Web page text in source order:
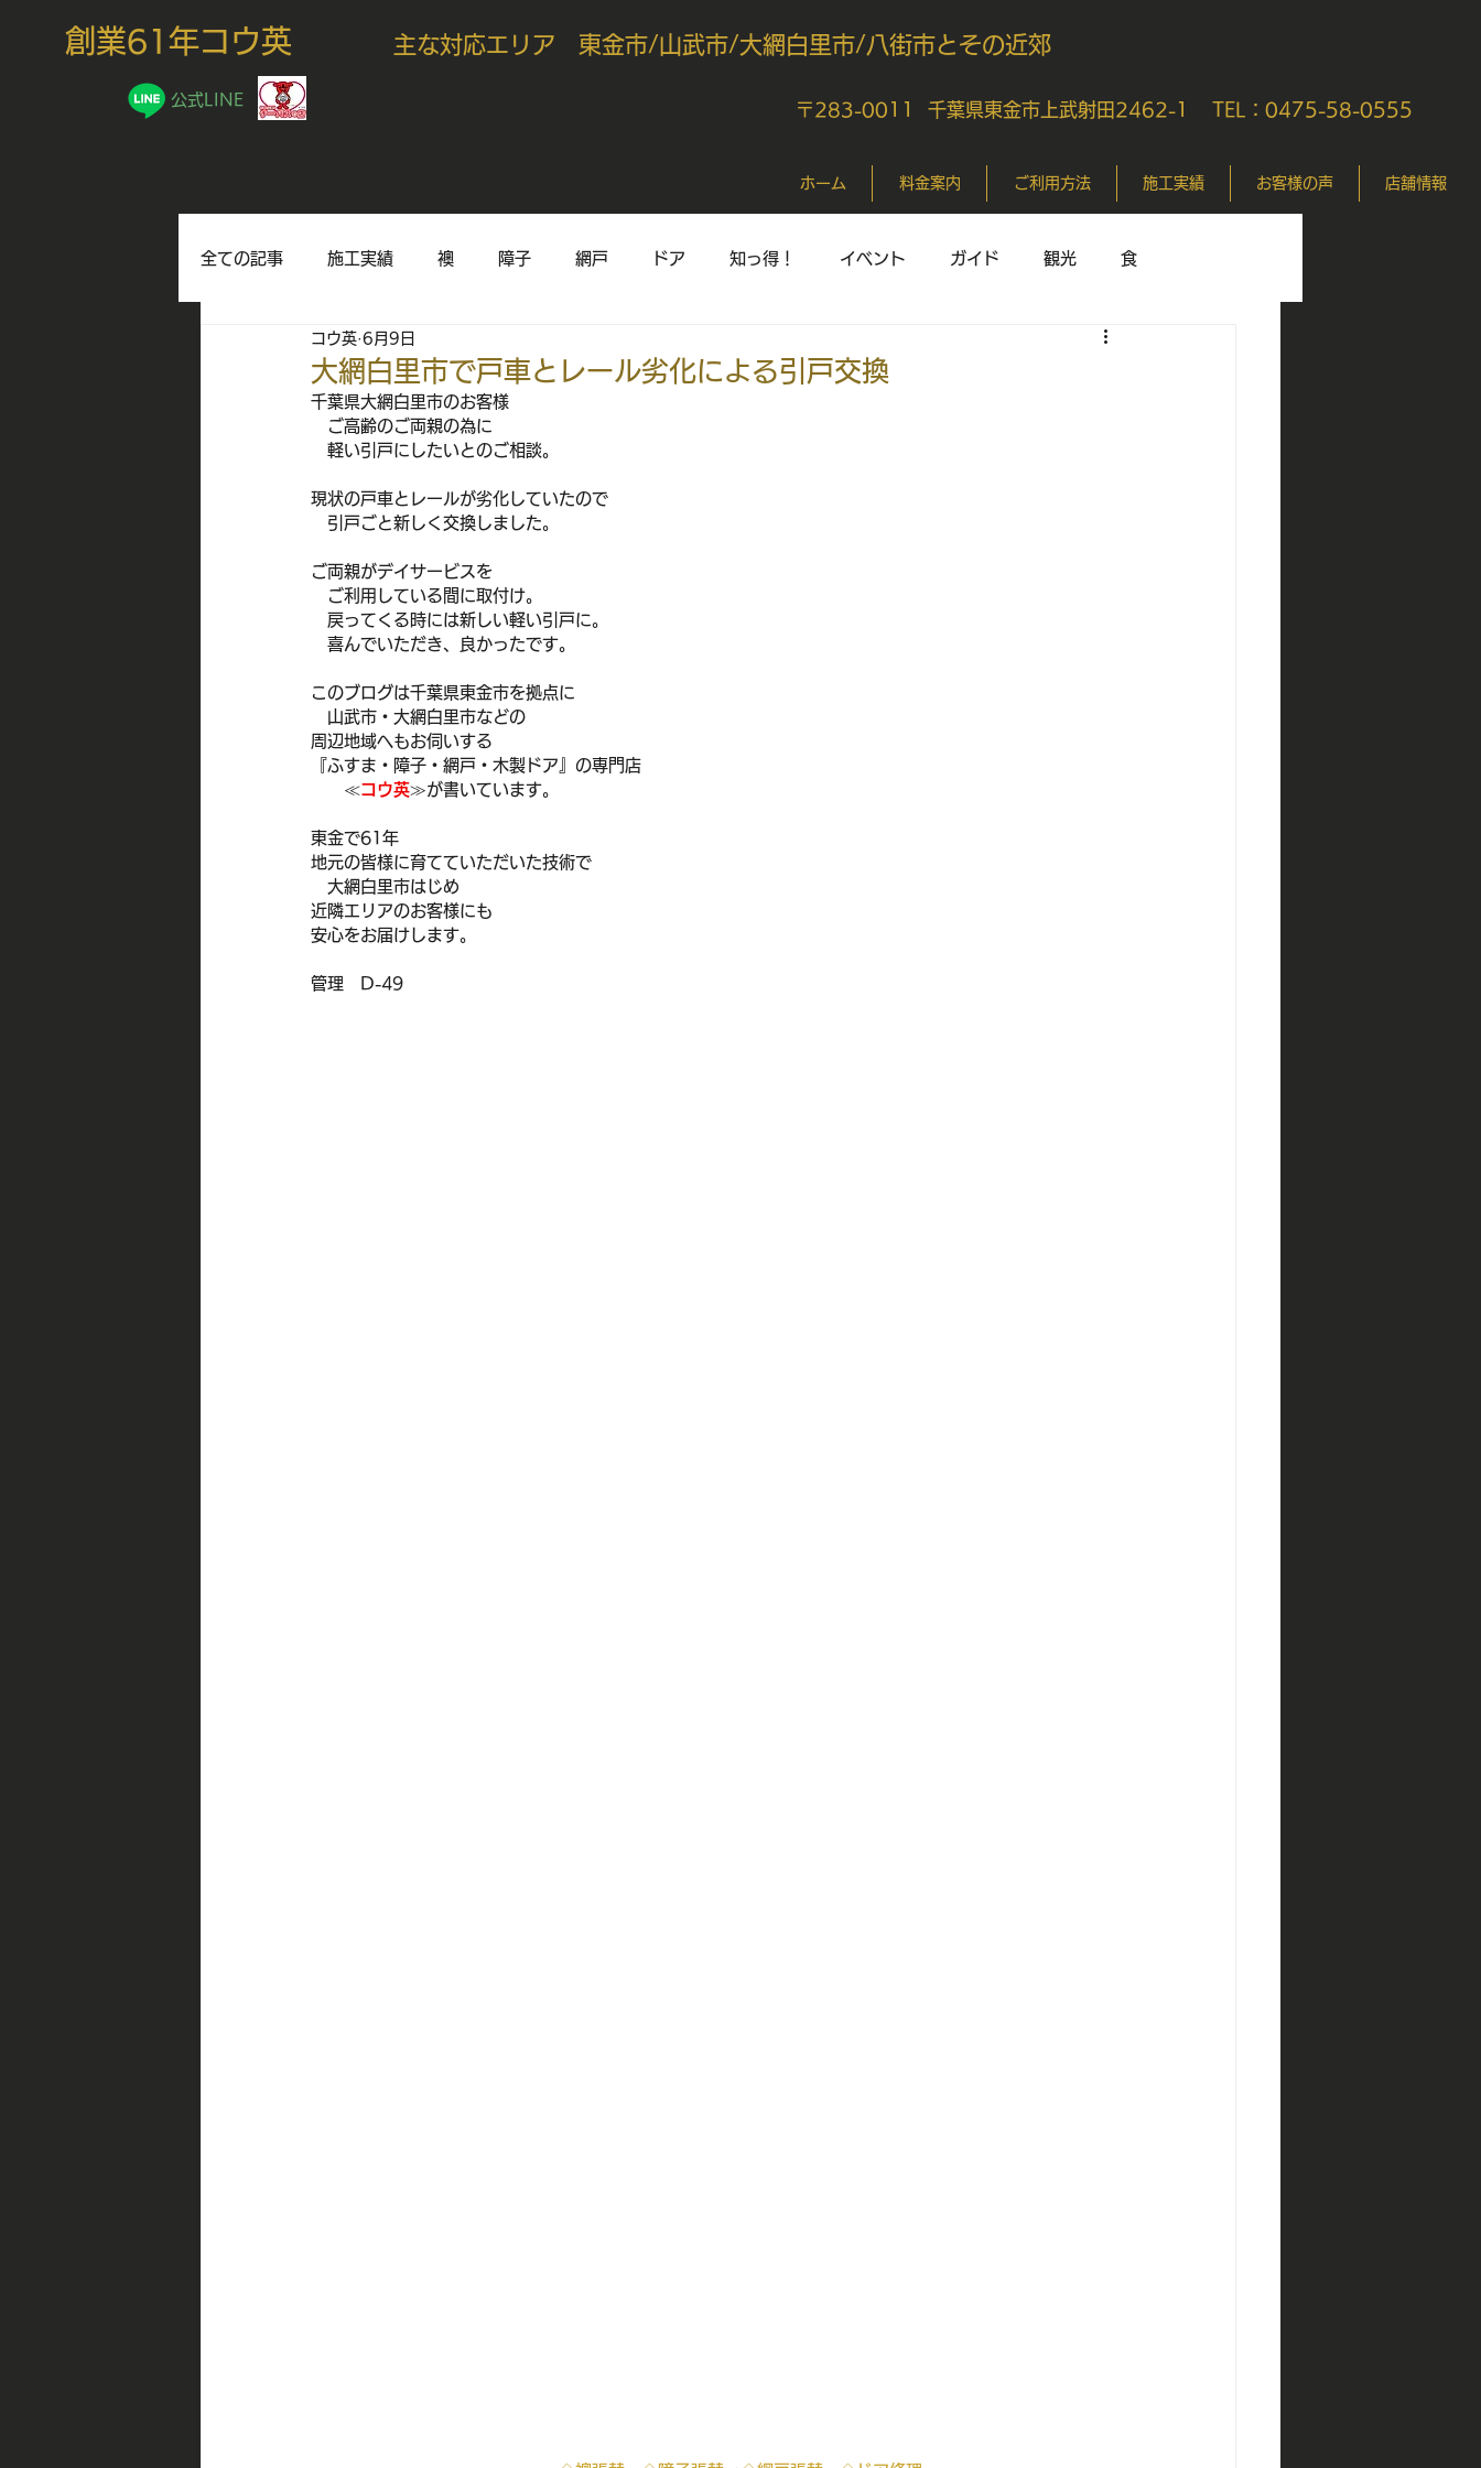
創業61年コウ英 主な対応エリア 東金市/山武市/大網白里市/八街市とその近郊
公式LINE
〒283-0011 千葉県東金市上武射田2462-1 TEL：0475-58-0555
ホーム 料金案内 ご利用方法 施工実績 お客様の声 店舗情報
全ての記事 施工実績 襖 障子 網戸 ドア 知っ得！ イベント ガイド 観光 食
大網白里市で戸車とレール劣化による引戸交換
コウ英 6月9日
千葉県大網白里市のお客様
ご高齢のご両親の為に
軽い引戸にしたいとのご相談。
現状の戸車とレールが劣化していたので
引戸ごと新しく交換しました。
ご両親がデイサービスを
   ご利用している間に取付け。
戻ってくる時には新しい軽い引戸に。
喜んでいただき、良かったです。
このブログは千葉県東金市を拠点に
山武市・大網白里市などの
周辺地域へもお伺いする
『ふすま・障子・網戸・木製ドア』の専門店
≪コウ英≫が書いています。
東金で61年
地元の皆様に育てていただいた技術で
大網白里市はじめ
近隣エリアのお客様にも
安心をお届けします。
管理　D-49